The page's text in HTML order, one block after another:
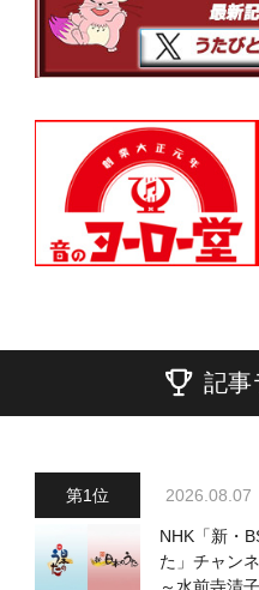
記事
2026.08.07
NHK「新・
た」チャン